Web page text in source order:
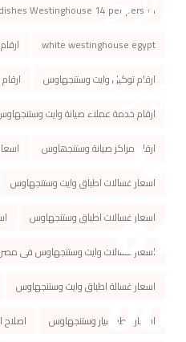
Westinghouse 14 per person
white westinghouse egypt
ارقام توكيل وايت وستنجهاوس
ارقام خدمة عملاء صيانة وايت
ارقام مراكز صیانة وستنجھاوس
اسعار غسالات اطباق وايت وستنجهاوس
اسعار غسالات اطباق وستنجهاوس
اسعار غسالات وايت وستنجهاوس فى مصر
اسعار غسالة اطباق وايت وستنجهاوس
اسعار قطع غيار وستنجهاوس